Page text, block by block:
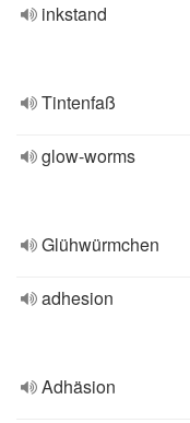
inkstand
Tintenfaß
glow-worms
Glühwürmchen
adhesion
Adhäsion